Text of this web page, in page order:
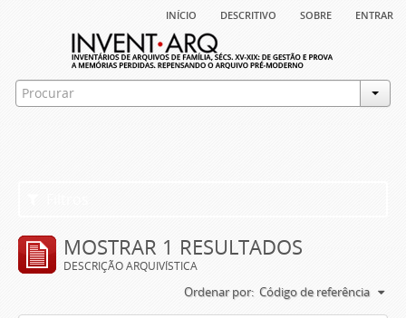
início descritivo sobre entrar
MOSTRAR 1 RESULTADOS
DESCRIÇÃO ARQUIVÍSTICA
Ordenar por: Código de referência